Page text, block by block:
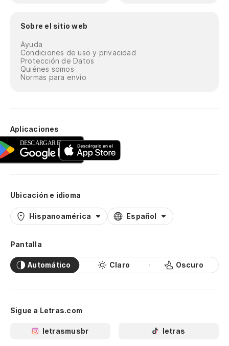
Sobre el sitio web
Ayuda
Condiciones de uso y privacidad
Protección de Datos
Quiénes somos
Normas para envío
Aplicaciones
Ubicación e idioma
Hispanoamérica Español
Pantalla
Automático Claro Oscuro
Sigue a Letras.com
letrasmusbr letras